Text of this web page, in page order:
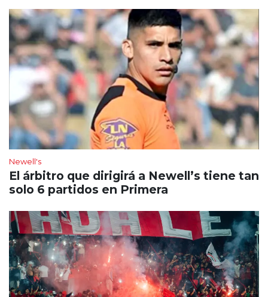
Newell's
El árbitro que dirigirá a Newell’s tiene tan
solo 6 partidos en Primera